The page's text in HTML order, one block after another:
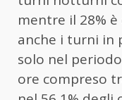
mentre il 28%
anche i turni in
solo nel
ore compreso